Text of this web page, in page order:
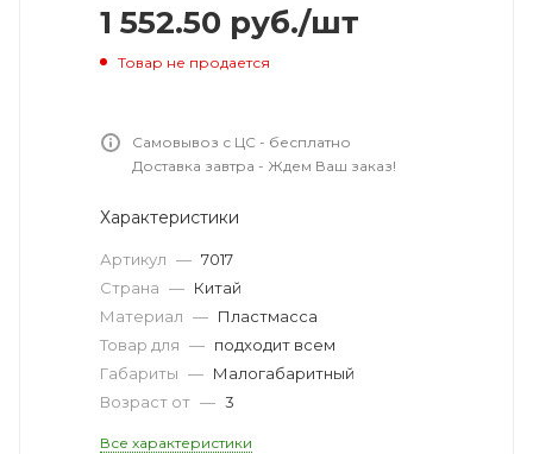
1 552.50 руб./шт
Товар не продается
Самовывоз с ЦС - бесплатно
Доставка завтра - Ждем Ваш заказ!
Характеристики
Артикул — 7017
Страна — Китай
Материал — Пластмасса
Товар для — подходит всем
Габариты — Малогабаритный
Возраст от — 3
Все характеристики